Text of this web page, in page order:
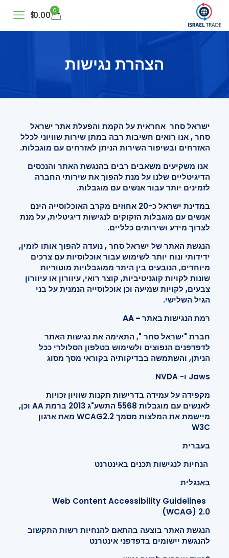
0
0.00
$
הצהרת נגישות
ישראל סחר אחראית על הקמת והפעלת אתר ישראל
סחר , אנו רואים חשיבות רבה במתן שירות שוויוני לכלל
האזרחים ובשיפור השירות הניתן לאזרחים עם מוגבלות.
אנו משקיעים משאבים רבים בהנגשת האתר והנכסים
הדיגיטליים שלנו על מנת להפוך את שירותי החברה
לזמינים יותר עבור אנשים עם מוגבלות.
במדינת ישראל כ-20 אחוזים מקרב האוכלוסייה הינם
אנשים עם מוגבלות הזקוקים לנגישות דיגיטלית, על מנת
לצרוך מידע ושירותים כלליים.
הנגשת האתר של ישראל סחר , נועדה להפוך אותו לזמין,
ידידותי ונוח יותר לשימוש עבור אוכלוסיות עם צרכים
מיוחדים, הנובעים בין היתר ממוגבלויות מוטוריות
שונות לקויות קוגניטיביות, קוצר רואי, עיוורון או עיוורון
צבעים, לקויות שמיעה וכן אוכלוסייה הנמנית על בני
הגיל השלישי.
רמת הנגישות באתר – AA
חברת "ישראל סחר ", התאימה את נגישות האתר
לדפדפנים הנפוצים ולשימוש בטלפון הסלולרי ככל
הניתן, והשתמשה בבדיקותיה בקוראי מסך מסוג
Jaws ו- NVDA
מקפידה על עמידה בדרישות תקנות שוויון זכויות
לאנשים עם מוגבלות 5568 התשע"ג 2013 ברמת AA וכן,
מיישמת את המלצות מסמך WCAG2.2 מאת ארגון
W3C
בעברית
הנחיות לנגישות תכנים באינטרנט
באנגלית
Web Content Accessibility Guidelines
(WCAG) 2.0
הנגשת האתר בוצעה בהתאם להנחיות רשות התקשוב
להנגשת יישומים בדפדפני אינטרנט